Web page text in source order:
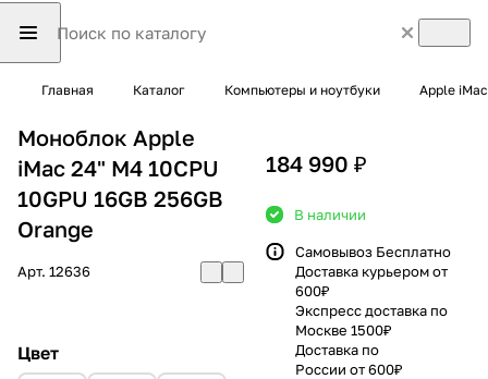
Главная Каталог Компьютеры и ноутбуки Apple iMac
Моноблок Apple
iMac 24" M4 10CPU
10GPU 16GB 256GB
Orange
Арт. 12636
Цвет
184 990 ₽
В наличии
Самовывоз Бесплатно
Доставка курьером от
600₽
Экспресс доставка по
Москве 1500₽
Доставка по
России от 600₽